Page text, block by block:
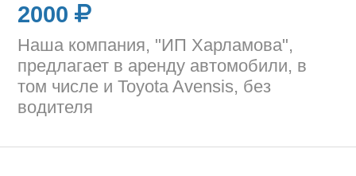
2000
Наша компания, "ИП Харламова",
предлагает в аренду автомобили, в
том числе и Toyota Avensis, без
водителя